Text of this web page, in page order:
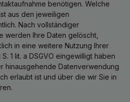
benötigen. Welche
aus den jeweiligen
Nach vollständiger
werden Ihre Daten gelöscht,
in eine weitere Nutzung Ihrer
1 lit. a DSGVO eingewilligt haben
hinausgehende Datenverwendung
erlaubt ist und über die wir Sie in